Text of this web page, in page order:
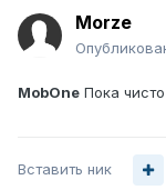
Morze
MobOne Пока
Вставить ник